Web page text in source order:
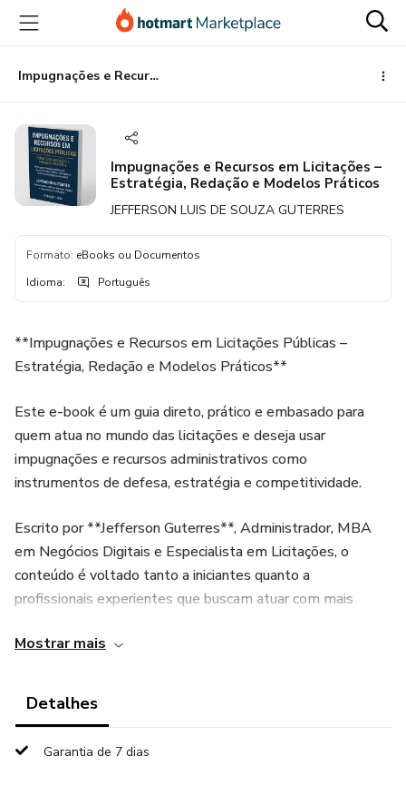
para
conteúdo
principal
para
pagamento
para
rodapé
Impugnações e Recursos em Licitações – Estratégia, Redação e Modelos Práticos
Impugnações e Recursos em Licitações –
Estratégia, Redação e Modelos Práticos
JEFFERSON LUIS DE SOUZA GUTERRES
Formato: eBooks ou Documentos
Idioma: Português
**Impugnações e Recursos em Licitações Públicas –
Estratégia, Redação e Modelos Práticos**
Este e-book é um guia direto, prático e embasado para
quem atua no mundo das licitações e deseja usar
impugnações e recursos administrativos como
instrumentos de defesa, estratégia e competitividade.
Escrito por **Jefferson Guterres**, Administrador, MBA
em Negócios Digitais e Especialista em Licitações, o
conteúdo é voltado tanto a iniciantes quanto a
profissionais experientes que buscam atuar com mais
✔️ Jurisprudência atualizada do TCU
✔️ Modelos prontos e comentados de:
Mostrar mais
Detalhes
Garantia de 7 dias